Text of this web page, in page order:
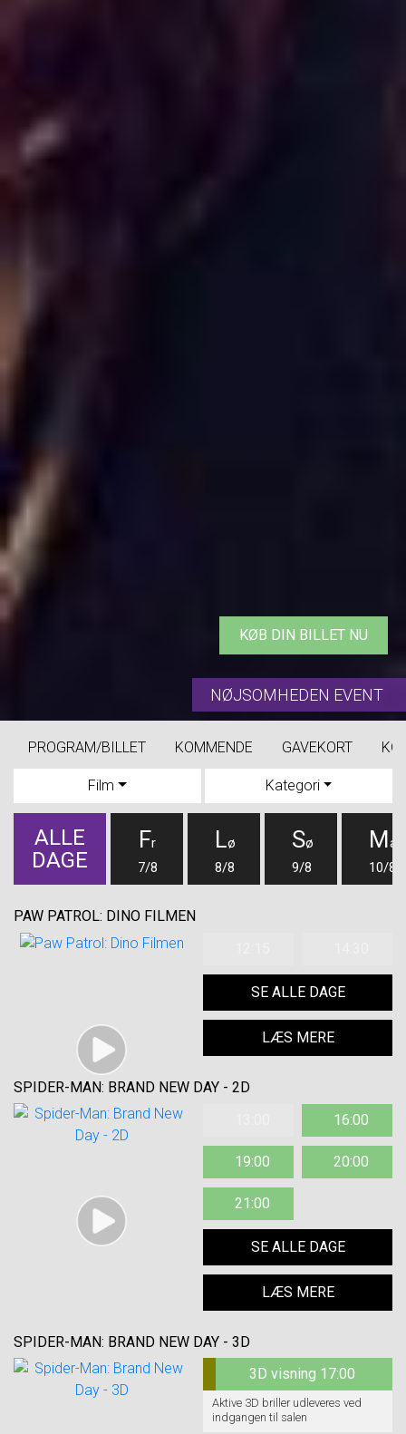
NØJSOMHEDEN EVENT
KØB DIN BILLET NU
PROGRAM/BILLET KOMMENDE GAVEKORT
Film Kategori
ALLE
DAGE
F
r
7/8
Lø
8/8
Sø
9/8
Ma
10/8
PAW PATROL: DINO FILMEN
SE ALLE DAGE
LÆS MERE
SPIDER-MAN: BRAND NEW DAY - 2D
16:00
19:00 20:00
21:00
SE ALLE DAGE
LÆS MERE
SPIDER-MAN: BRAND NEW DAY - 3D
3D visning 17:00
Aktive 3D briller udleveres ved
indgangen til salen